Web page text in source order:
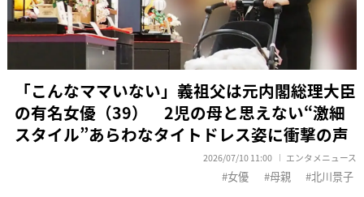
「こんなママいない」義祖父は元内閣総理大臣
の有名女優（39） 2児の母と思えない“激細
スタイル”あらわなタイトドレス姿に衝撃の声
2026/07/10 11:00 エンタメニュース
女優 母親 北川景子